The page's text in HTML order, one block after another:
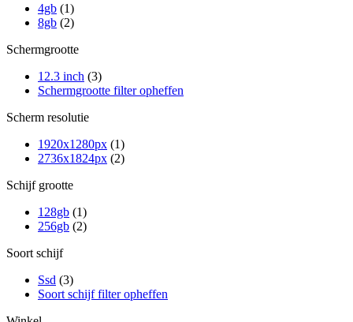
4gb (1)
8gb (2)
Schermgrootte
12.3 inch (3)
Schermgrootte filter opheffen
Scherm resolutie
1920x1280px (1)
2736x1824px (2)
Schijf grootte
128gb (1)
256gb (2)
Soort schijf
Ssd (3)
Soort schijf filter opheffen